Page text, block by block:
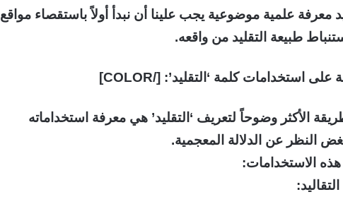
معرفة علمية موضوعية يجب علينا أن نبدأ أولاً باستقصاء مواقع
طبيعة التقليد من واقعه.
الأكثر وضوحاً لتعريف ‘التقليد’ هي معرفة استخداماته
النظر عن الدلالة المعجمية.
الاستخدامات: